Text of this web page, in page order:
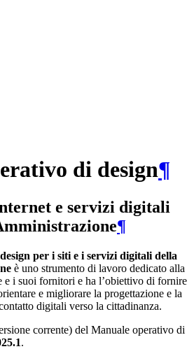
di design¶
e servizi digitali
¶
per i siti e i servizi digitali della
è uno strumento di lavoro dedicato alla
e i suoi fornitori e ha l’obiettivo di fornire
e migliorare la progettazione e la
digitali verso la cittadinanza.
corrente) del Manuale operativo di
.